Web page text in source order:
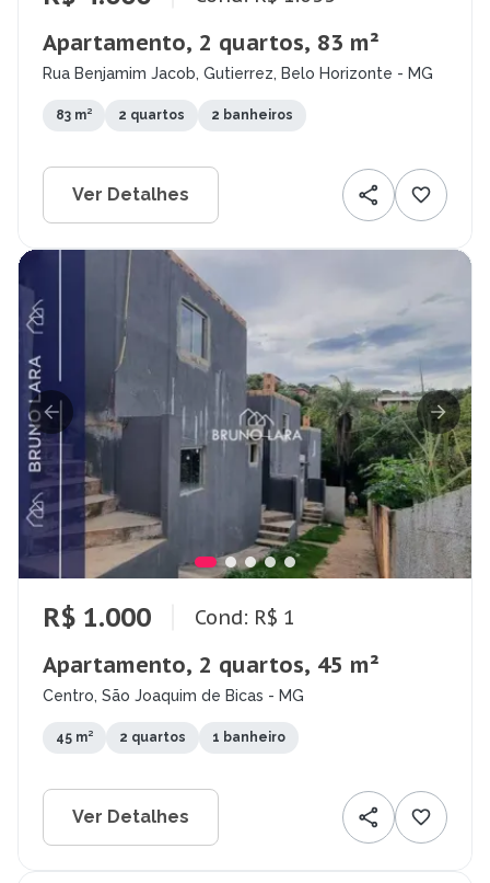
Apartamento, 2 quartos, 83 m²
Rua Benjamim Jacob, Gutierrez, Belo Horizonte - MG
83 m² 2 quartos 2 banheiros
Ver Detalhes
R$ 1.000 Cond: R$ 1
Apartamento, 2 quartos, 45 m²
Centro, São Joaquim de Bicas - MG
45 m² 2 quartos 1 banheiro
Ver Detalhes